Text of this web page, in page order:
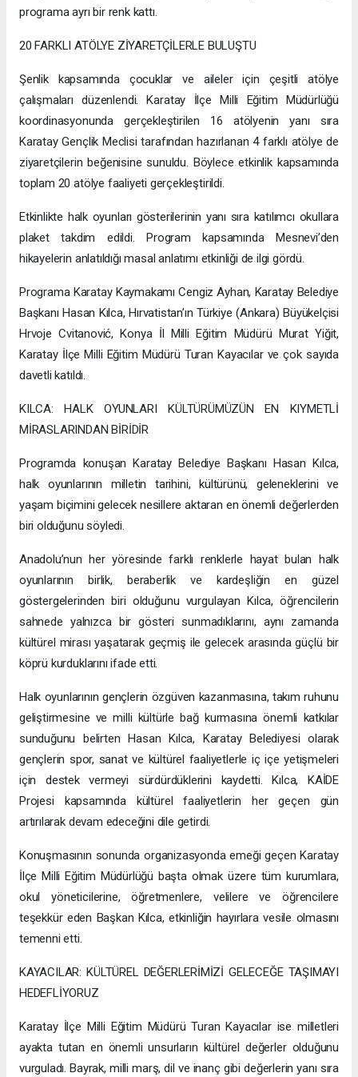
programa ayrı bir renk kattı.
20 FARKLI ATÖLYE ZİYARETÇİLERLE BULUŞTU
Şenlik kapsamında çocuklar ve aileler için çeşitli atölye
çalışmaları düzenlendi. Karatay İlçe Milli Eğitim Müdürlüğü
koordinasyonunda gerçekleştirilen 16 atölyenin yanı sıra
Karatay Gençlik Meclisi tarafından hazırlanan 4 farklı atölye de
ziyaretçilerin beğenisine sunuldu. Böylece etkinlik kapsamında
toplam 20 atölye faaliyeti gerçekleştirildi.
Etkinlikte halk oyunları gösterilerinin yanı sıra katılımcı okullara
plaket takdim edildi. Program kapsamında Mesnevi’den
hikayelerin anlatıldığı masal anlatımı etkinliği de ilgi gördü.
Programa Karatay Kaymakamı Cengiz Ayhan, Karatay Belediye
Başkanı Hasan Kılca, Hırvatistan’ın Türkiye (Ankara) Büyükelçisi
Hrvoje Cvitanović, Konya İl Milli Eğitim Müdürü Murat Yiğit,
Karatay İlçe Milli Eğitim Müdürü Turan Kayacılar ve çok sayıda
davetli katıldı.
KILCA: HALK OYUNLARI KÜLTÜRÜMÜZÜN EN KIYMETLİ
MİRASLARINDAN BİRİDİR
Programda konuşan Karatay Belediye Başkanı Hasan Kılca,
halk oyunlarının milletin tarihini, kültürünü, geleneklerini ve
yaşam biçimini gelecek nesillere aktaran en önemli değerlerden
biri olduğunu söyledi.
Anadolu’nun her yöresinde farklı renklerle hayat bulan halk
oyunlarının birlik, beraberlik ve kardeşliğin en güzel
göstergelerinden biri olduğunu vurgulayan Kılca, öğrencilerin
sahnede yalnızca bir gösteri sunmadıklarını, aynı zamanda
kültürel mirası yaşatarak geçmiş ile gelecek arasında güçlü bir
köprü kurduklarını ifade etti.
Halk oyunlarının gençlerin özgüven kazanmasına, takım ruhunu
geliştirmesine ve milli kültürle bağ kurmasına önemli katkılar
sunduğunu belirten Hasan Kılca, Karatay Belediyesi olarak
gençlerin spor, sanat ve kültürel faaliyetlerle iç içe yetişmeleri
için destek vermeyi sürdürdüklerini kaydetti. Kılca, KAİDE
Projesi kapsamında kültürel faaliyetlerin her geçen gün
artırılarak devam edeceğini dile getirdi.
Konuşmasının sonunda organizasyonda emeği geçen Karatay
İlçe Milli Eğitim Müdürlüğü başta olmak üzere tüm kurumlara,
okul yöneticilerine, öğretmenlere, velilere ve öğrencilere
teşekkür eden Başkan Kılca, etkinliğin hayırlara vesile olmasını
temenni etti.
KAYACILAR: KÜLTÜREL DEĞERLERİMİZİ GELECEĞE TAŞIMAYI
HEDEFLİYORUZ
Karatay İlçe Milli Eğitim Müdürü Turan Kayacılar ise milletleri
ayakta tutan en önemli unsurların kültürel değerler olduğunu
vurguladı. Bayrak, milli marş, dil ve inanç gibi değerlerin yanı sıra